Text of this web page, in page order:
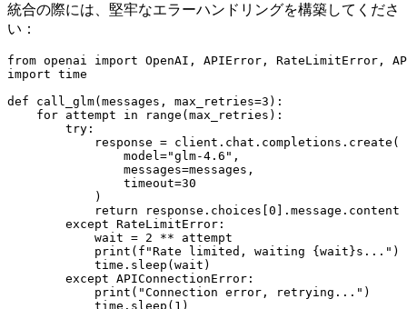
統合の際には、堅牢なエラーハンドリングを構築してくださ
い：
from openai import OpenAI, APIError, RateLimitError,
import time
def call_glm(messages, max_retries=3):
    for attempt in range(max_retries):
        try:
            response = client.chat.completions.create(
                model="glm-4.6",
                messages=messages,
                timeout=30
            )
            return response.choices[0].message.content
        except RateLimitError:
            wait = 2 ** attempt
            print(f"Rate limited, waiting {wait}s...")
            time.sleep(wait)
        except APIConnectionError:
            print("Connection error, retrying...")
            time.sleep(1)